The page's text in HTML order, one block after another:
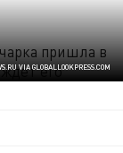
VIA GLOBALLOOKPRESS.COM